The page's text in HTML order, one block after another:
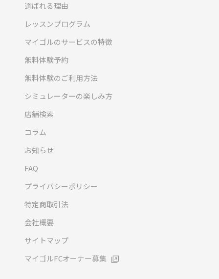
選ばれる理由
レッスンプログラム
マイゴルのサービスの特徴
無料体験予約
無料体験のご利用方法
シミュレーターの楽しみ方
店舗検索
コラム
お知らせ
FAQ
プライバシーポリシー
特定商取引法
会社概要
サイトマップ
マイゴルFCオーナー募集